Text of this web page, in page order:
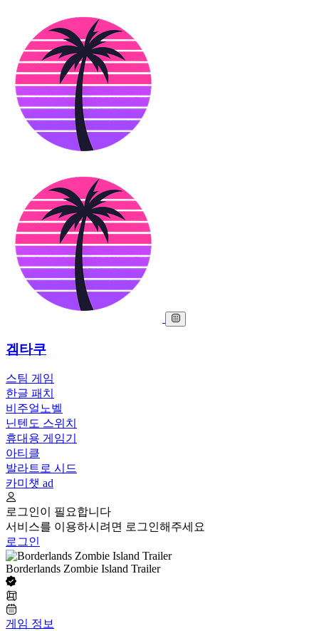
겜타쿠
스팀 게임
한글 패치
비주얼노벨
닌텐도 스위치
휴대용 게임기
아티클
발라트로 시드
카미챗 ad
로그인이 필요합니다
서비스를 이용하시려면 로그인해주세요
로그인
Borderlands Zombie Island Trailer
게임 정보